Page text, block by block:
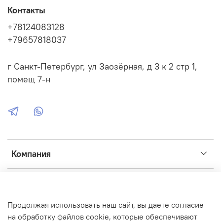
служить сваи винтовые - это самый надежный способ
более 1,0 метра. --- Полная информация на сайте:
https://www.sales-svai.ru/product/setka-20h25m-
Компания
Контакты
+78124083128
+79657818037
г Санкт-Петербург, ул Заозёрная, д 3 к 2 стр 1,
помещ 7-н
Интернет-магазин создан на inSales
Продолжая использовать наш сайт, вы даете согласие
на обработку файлов cookie, которые обеспечивают